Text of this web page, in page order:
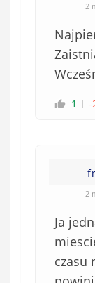
2
1 -
2
Ja
czasu